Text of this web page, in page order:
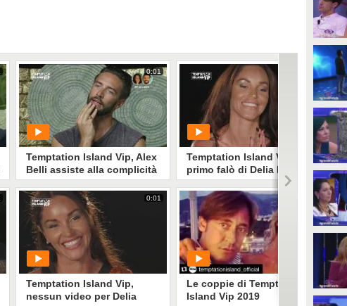
0:01
Temptation Island Vip, Alex
Belli assiste alla complicità
tra Delia Duran e Riccardo
Colucci
PLAY
636• diMediaset
0:01
Temptation Island Vip,
nessun video per Delia
0:01
Temptation Island VIP, il
primo falò di Delia Duran
PLAY
961 • diMediaset
0:33
Le coppie di Temptation
Island Vip 2019